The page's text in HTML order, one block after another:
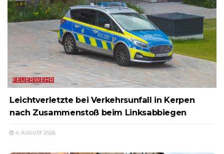
FEUERWEHR
Leichtverletzte bei Verkehrsunfall in Kerpen
nach Zusammenstoß beim Linksabbiegen
4. AUGUST 2026